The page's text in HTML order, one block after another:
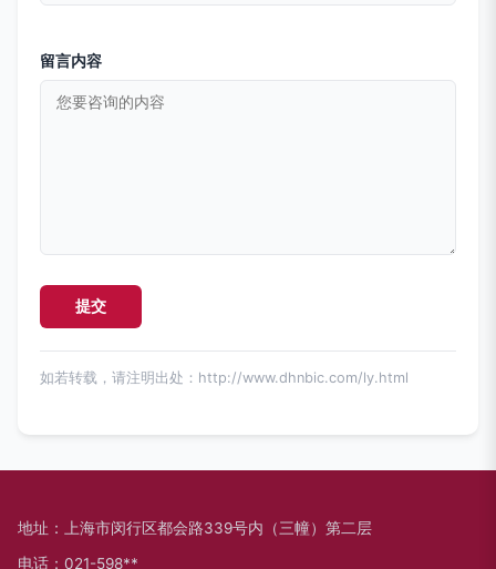
留言内容
如若转载，请注明出处：http://www.dhnbic.com/ly.html
地址：上海市闵行区都会路339号内（三幢）第二层
电话：021-598**